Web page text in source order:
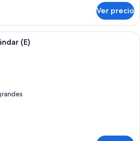
Ver precio
Una habitación de hotel con cama,
(E)